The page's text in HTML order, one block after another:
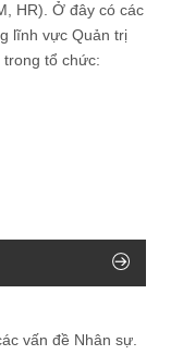
HR). Ở đây có các
lĩnh vực Quản trị
tổ chức:
vấn đề Nhân sự.